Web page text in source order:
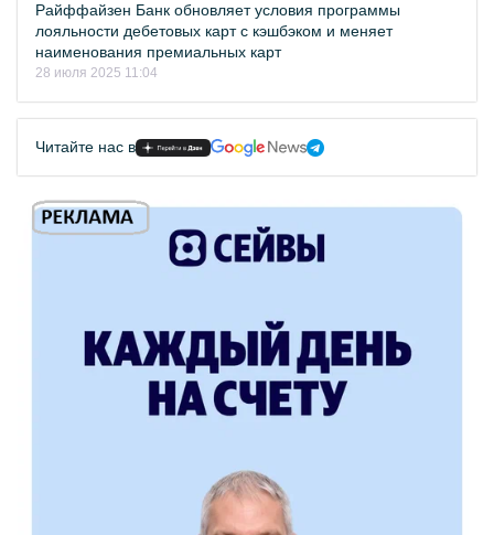
Райффайзен Банк обновляет условия программы
лояльности дебетовых карт с кэшбэком и меняет
наименования премиальных карт
28 июля 2025 11:04
Читайте нас в